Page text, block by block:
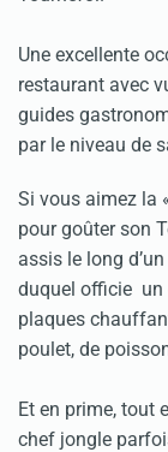
Une excellente
restaurant avec
guides
par le niveau de
Si vous aimez la
pour goûter son
assis le long
duquel officie un
plaques
poulet, de
Et en prime, tout
chef jongle